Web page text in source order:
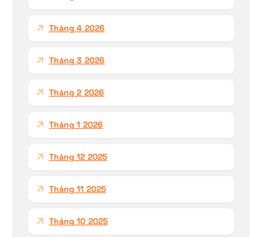
Tháng 4 2026
Tháng 3 2026
Tháng 2 2026
Tháng 1 2026
Tháng 12 2025
Tháng 11 2025
Tháng 10 2025